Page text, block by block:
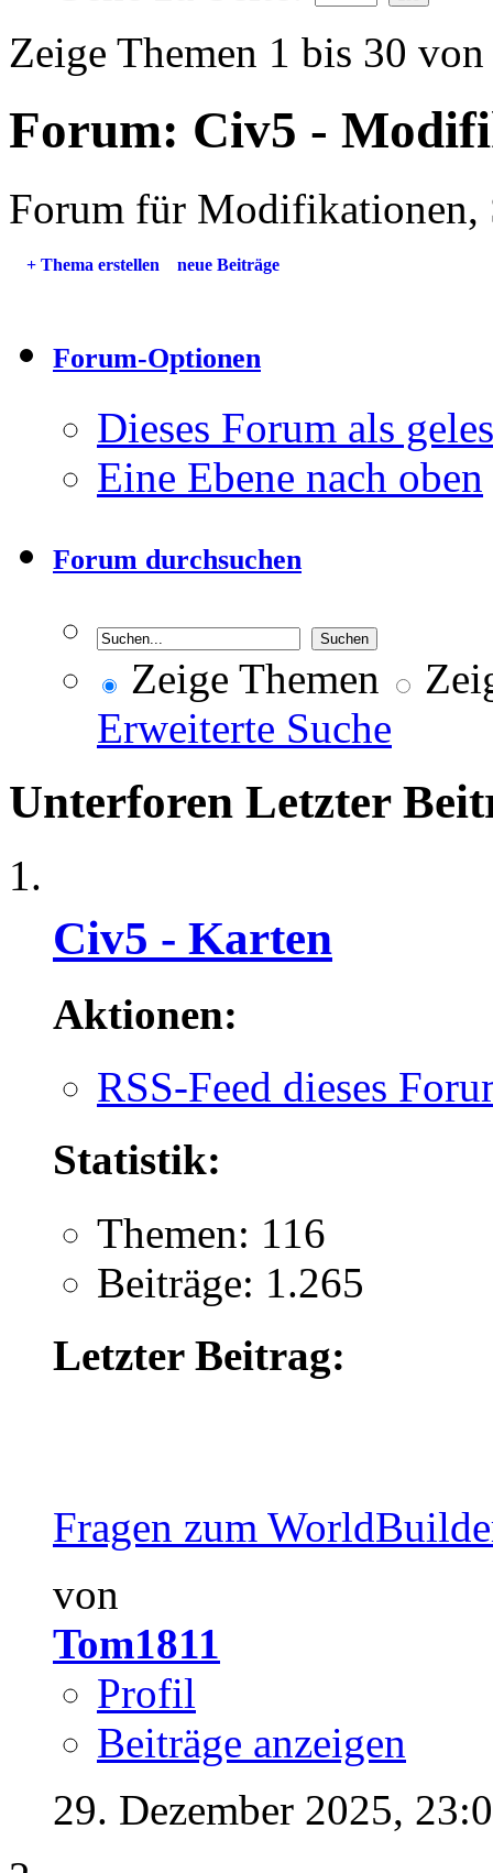
Zeige Themen 1 bis 30
Forum: Civ5 -
Forum für Modifikationen,
+ Thema erstellen neue Beiträge
Forum-Optionen
Dieses Forum als
Eine Ebene nach oben
Forum durchsuchen
Zeige Themen
Erweiterte Suche
Unterforen Letzter
Civ5 - Karten
Aktionen:
RSS-Feed dieses
Statistik:
Themen: 116
Beiträge: 1.265
Letzter Beitrag:
Fragen zum
von
Tom1811
Profil
Beiträge anzeigen
29. Dezember 2025,